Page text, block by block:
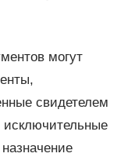
могут
свидетелем
исключительные